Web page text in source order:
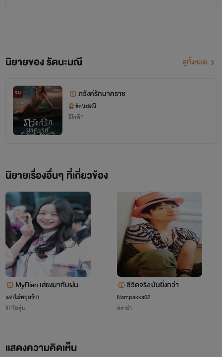
https://www.facebook.com/
1940789629496355/
..รัตนะมณี..
นิยายของ รัตนะมณี ดูทั้งหมด
จบ ภวังค์รักนาคราช
รัตนะมณี
อีโรติก
นิยายเรื่องอื่นๆ ที่เกี่ยวข้อง
MyRian เสียงมากับฝน
แจวไม่หยุดจ้าา
รักวัยรุ่น
ชีวิตจริง มันยิ่งกว่า
Nampakka02
ดราม่า
แสดงความคิดเห็น